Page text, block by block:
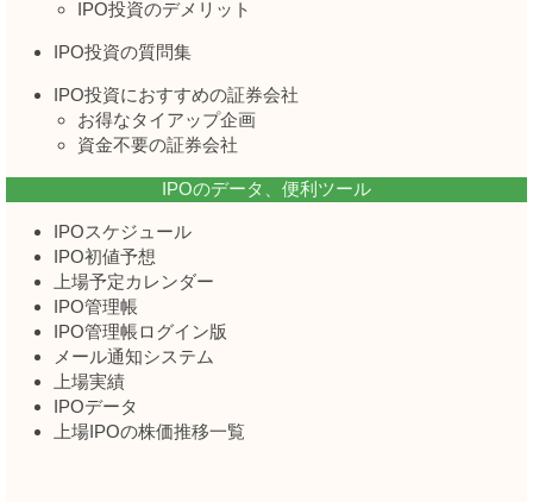
IPO投資のデメリット
IPO投資の質問集
IPO投資におすすめの証券会社
お得なタイアップ企画
資金不要の証券会社
IPOのデータ、便利ツール
IPOスケジュール
IPO初値予想
上場予定カレンダー
IPO管理帳
IPO管理帳ログイン版
メール通知システム
上場実績
IPOデータ
上場IPOの株価推移一覧